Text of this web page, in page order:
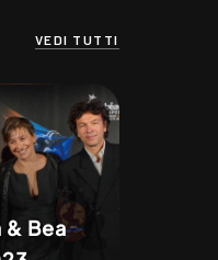
VEDI TUTTI
& Bea